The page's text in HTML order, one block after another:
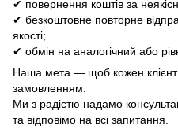
✔ повернення коштів за
✔ безкоштовне повторне
якості;
✔ обмін на аналогічний або
Наша мета — щоб кожен
замовленням.
Ми з радістю надамо
та відповімо на всі запитання.